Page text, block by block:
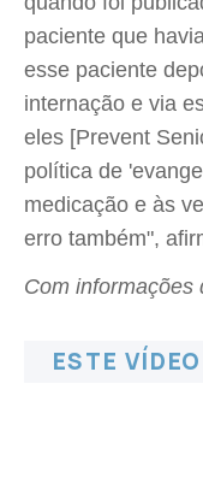
paciente que
esse paciente
internação e via
eles [Prevent
política de
medicação e às
erro também",
Com informações
ESTE